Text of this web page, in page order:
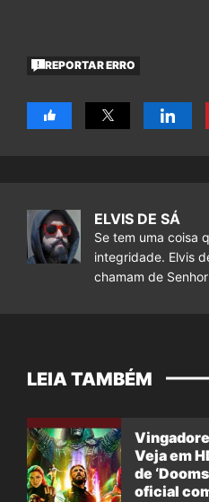
REPORTAR ERRO
ELVIS DE SÁ
Se tem uma coisa
integridade. Elvis
chamam de
LEIA TAMBÉM
Veja em
de
oficial